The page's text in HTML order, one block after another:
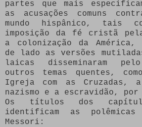
partes que mais
as acusações comuns
mundo hispânico, tais
imposição da fé cristã
a colonização da América,
de lado as versões
laicas disseminaram
outros temas quentes,
Igreja com as Cruzadas,
nazismo e a escravidão, por
Os títulos dos
identificam as polêmicas
Messori: